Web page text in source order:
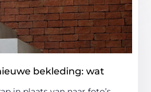
bekleding: wat